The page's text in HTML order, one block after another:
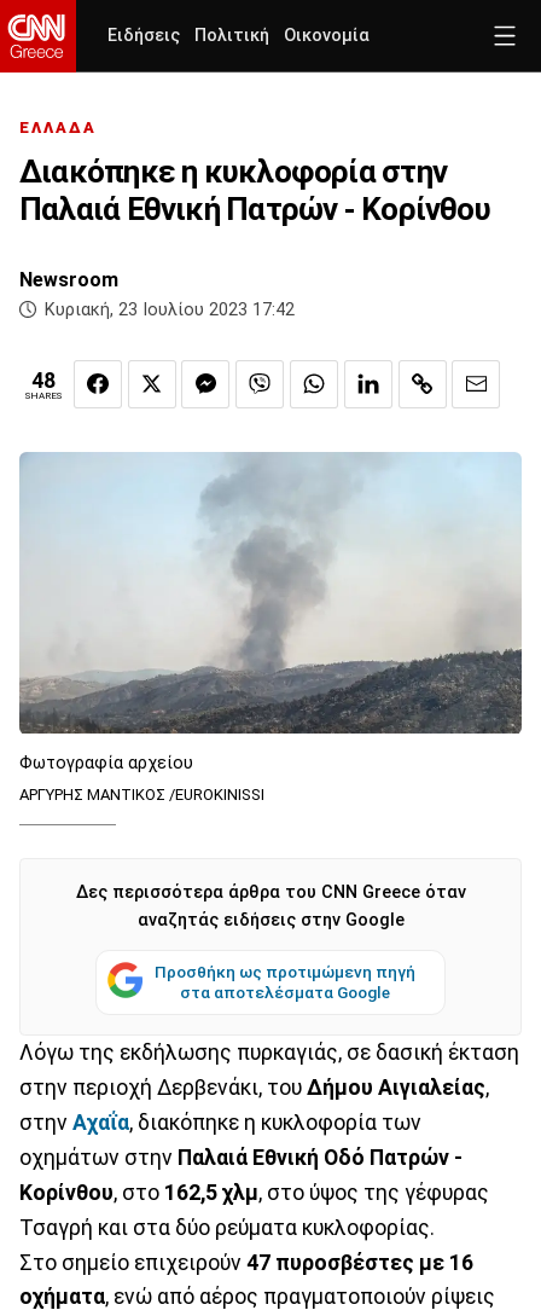
Ειδήσεις Πολιτική Οικονομία
ΕΛΛΑΔΑ
Διακόπηκε η κυκλοφορία στην
Παλαιά Εθνική Πατρών - Κορίνθου
Newsroom
Κυριακή, 23 Ιουλίου 2023 17:42
48
SHARES
Φωτογραφία αρχείου
ΑΡΓΥΡΗΣ ΜΑΝΤΙΚΟΣ /EUROKINISSI
Δες περισσότερα άρθρα του CNN Greece όταν
αναζητάς ειδήσεις στην Google
Προσθήκη ως προτιμώμενη πηγή
στα αποτελέσματα Google
Λόγω της εκδήλωσης πυρκαγιάς, σε δασική έκταση
στην περιοχή Δερβενάκι, του Δήμου Αιγιαλείας,
στην Αχαΐα, διακόπηκε η κυκλοφορία των
οχημάτων στην Παλαιά Εθνική Οδό Πατρών -
Κορίνθου, στο 162,5 χλμ, στο ύψος της γέφυρας
Τσαγρή και στα δύο ρεύματα κυκλοφορίας.
Στο σημείο επιχειρούν 47 πυροσβέστες με 16
οχήματα, ενώ από αέρος πραγματοποιούν ρίψεις